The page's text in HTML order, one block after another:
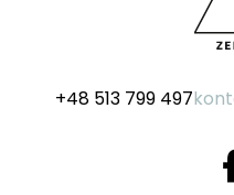
+48 513 799 497